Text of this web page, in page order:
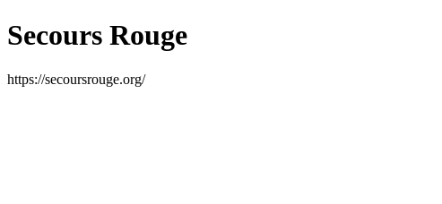
Secours Rouge
https://secoursrouge.org/